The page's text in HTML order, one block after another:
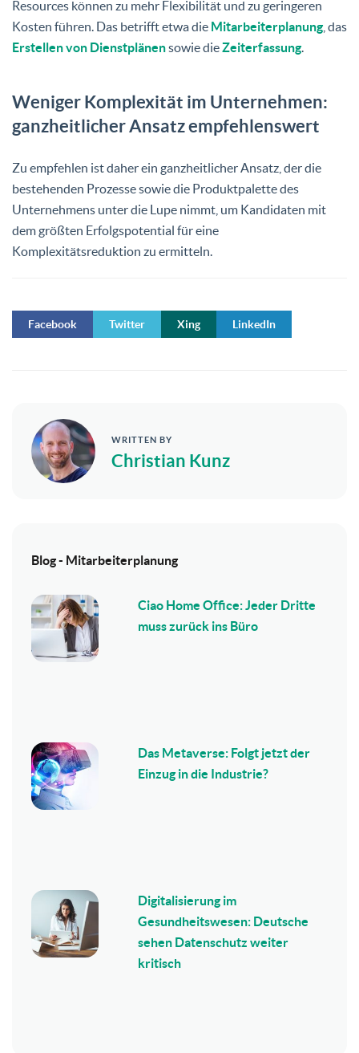
Resources können zu mehr Flexibilität und zu geringeren
Kosten führen. Das betrifft etwa die Mitarbeiterplanung, das
Erstellen von Dienstplänensowie dieZeiterfassung.
Weniger Komplexität im Unternehmen:
ganzheitlicher Ansatz empfehlenswert
Zu empfehlen ist daher ein ganzheitlicher Ansatz, der die
bestehenden Prozesse sowie die Produktpalette des
Unternehmens unter die Lupe nimmt, um Kandidaten mit
dem größten Erfolgspotential für eine
Komplexitätsreduktion zu ermitteln.
Facebook Twitter Xing LinkedIn
WRITTEN BY
Christian Kunz
Blog - Mitarbeiterplanung
Ciao Home Office: Jeder Dritte
muss zurück ins Büro
Das Metaverse: Folgt jetzt der
Einzug in die Industrie?
Digitalisierung im
Gesundheitswesen: Deutsche
sehen Datenschutz weiter
kritisch